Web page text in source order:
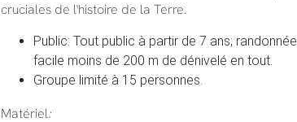
cruciales de l'histoire de la Terre.
Public: Tout public à partir de 7 ans; randonnée
facile moins de 200 m de dénivelé en tout.
Groupe limité à 15 personnes.
Matériel: